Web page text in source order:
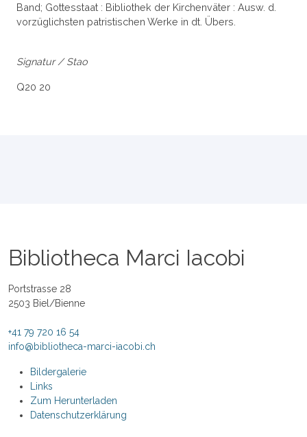
Band; Gottesstaat : Bibliothek der Kirchenväter : Ausw. d.
vorzüglichsten patristischen Werke in dt. Übers.
Signatur / Stao
Q20 20
Bibliotheca Marci Iacobi
Portstrasse 28
2503 Biel/Bienne
+41 79 720 16 54
info@bibliotheca-marci-iacobi.ch
Bildergalerie
Links
Zum Herunterladen
Datenschutzerklärung